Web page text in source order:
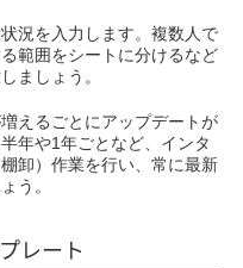
況を入力します。複数人で
範囲をシートに分けるなど
ましょう。
えるごとにアップデートが
年や1年ごとなど、インタ
卸）作業を行い、常に最新
う。
レート